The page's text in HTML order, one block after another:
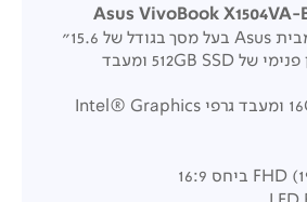
מחשב נייד מתקדם מבית Asus בעל מסך בגודל של 15.6"
באיכות FHD , אחסון פנימי של 512GB SSD ומעבד